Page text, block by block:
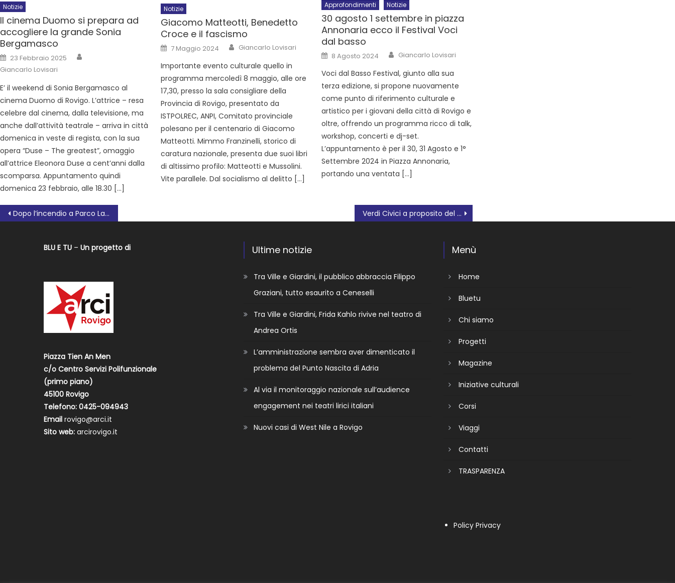
Notizie
Il cinema Duomo si prepara ad
accogliere la grande Sonia
Bergamasco
23 Febbraio 2025
Giancarlo Lovisari
E’ il weekend di Sonia Bergamasco al
cinema Duomo di Rovigo. L’attrice – resa
celebre dal cinema, dalla televisione, ma
anche dall’attività teatrale – arriva in città
domenica in veste di regista, con la sua
opera “Duse – The greatest”, omaggio
all’attrice Eleonora Duse a cent’anni dalla
scomparsa. Appuntamento quindi
domenica 23 febbraio, alle 18.30 […]
Notizie
Giacomo Matteotti, Benedetto
Croce e il fascismo
7 Maggio 2024 Giancarlo Lovisari
Importante evento culturale quello in
programma mercoledì 8 maggio, alle ore
17,30, presso la sala consigliare della
Provincia di Rovigo, presentato da
ISTPOLREC, ANPI, Comitato provinciale
polesano per il centenario di Giacomo
Matteotti. Mimmo Franzinelli, storico di
caratura nazionale, presenta due suoi libri
di altissimo profilo: Matteotti e Mussolini.
Vite parallele. Dal socialismo al delitto […]
Approfondimenti Notizie
30 agosto 1 settembre in piazza
Annonaria ecco il Festival Voci
dal basso
8 Agosto 2024 Giancarlo Lovisari
Voci dal Basso Festival, giunto alla sua
terza edizione, si propone nuovamente
come punto di riferimento culturale e
artistico per i giovani della città di Rovigo e
oltre, offrendo un programma ricco di talk,
workshop, concerti e dj-set.
L’appuntamento è per il 30, 31 Agosto e 1°
Settembre 2024 in Piazza Annonaria,
portando una ventata […]
Dopo l’incendio a Parco Langer, Legambiente Rovigo interroga il Comune Verdi Civici a proposito del Pride a Rovigo in Piazza Matteotti
BLU E TU –Un progetto di
Piazza Tien An Men
c/o Centro Servizi Polifunzionale
(primo piano)
45100 Rovigo
Telefono: 0425-094943
Emailrovigo@arci.it
Sito web:arcirovigo.it
Ultime notizie
Tra Ville e Giardini, il pubblico abbraccia Filippo
Graziani, tutto esaurito a Ceneselli
Tra Ville e Giardini, Frida Kahlo rivive nel teatro di
Andrea Ortis
L’amministrazione sembra aver dimenticato il
problema del Punto Nascita di Adria
Al via il monitoraggio nazionale sull’audience
engagement nei teatri lirici italiani
Nuovi casi di West Nile a Rovigo
Menù
Home
Bluetu
Chi siamo
Progetti
Magazine
Iniziative culturali
Corsi
Viaggi
Contatti
TRASPARENZA
Policy Privacy